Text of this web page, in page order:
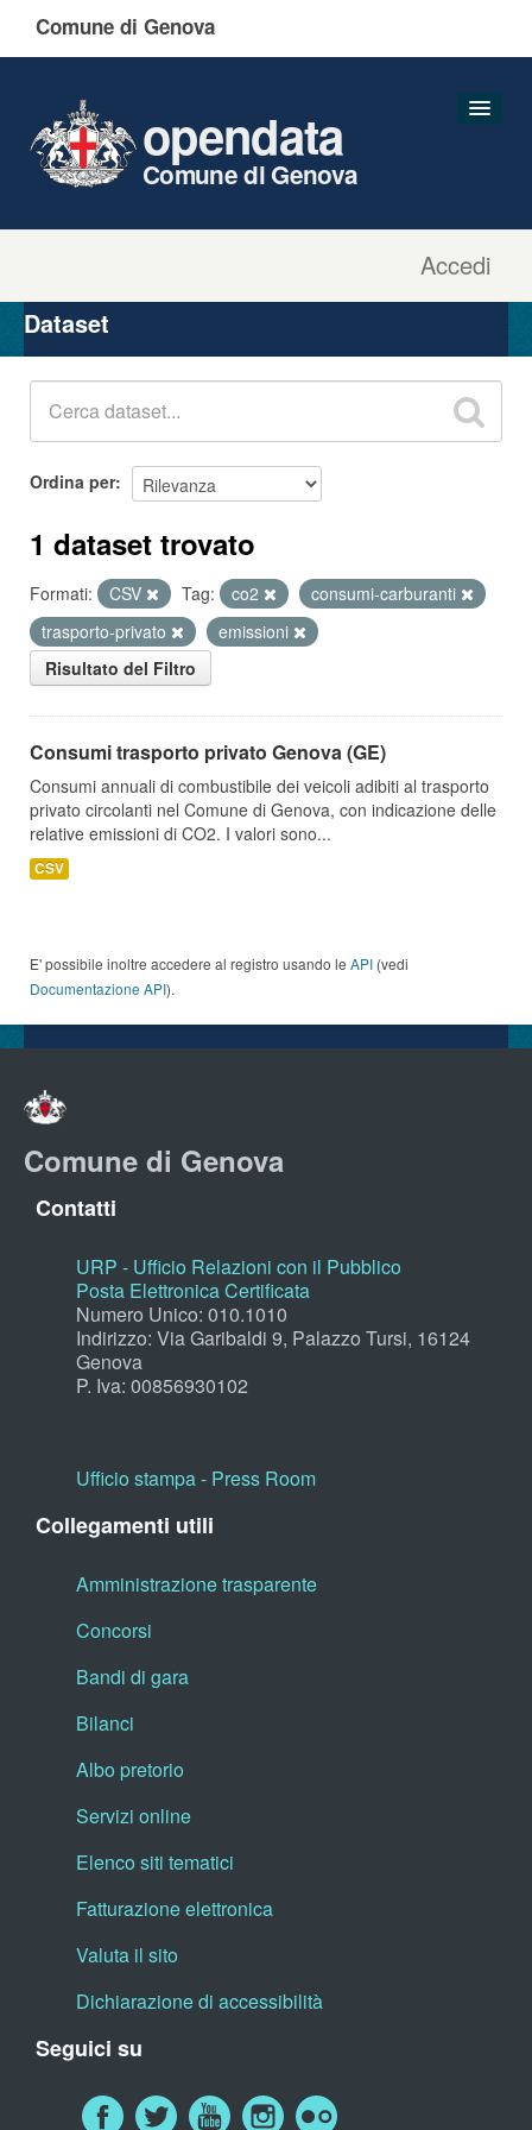
Comune di Genova
Accedi
opendata
Comune di Genova
Organizzazioni
Gruppi
Dataset
Ordina per
1 dataset trovato
Formati: CSV Tag: co2
consumi-carburanti
trasporto-privato
emissioni
Risultato del Filtro
Consumi trasporto privato Genova (GE)
Consumi annuali di combustibile dei veicoli adibiti al trasporto
privato circolanti nel Comune di Genova, con indicazione delle
relative emissioni di CO2. I valori sono...
CSV
E' possibile inoltre accedere al registro usando le API (vedi
Documentazione API).
Comune di Genova
Contatti
URP - Ufficio Relazioni con il Pubblico
Posta Elettronica Certificata
Numero Unico: 010.1010
Indirizzo: Via Garibaldi 9, Palazzo Tursi, 16124
Genova
P. Iva: 00856930102
Ufficio stampa - Press Room
Collegamenti utili
Amministrazione trasparente
Concorsi
Bandi di gara
Bilanci
Albo pretorio
Servizi online
Elenco siti tematici
Fatturazione elettronica
Valuta il sito
Dichiarazione di accessibilità
Seguici su